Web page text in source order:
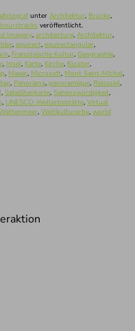
unter Architektur, Brücke,
veröffentlicht.
Imagery, architecture, Architektur,
, equirect, equirectangular,
, Französische Kultur, Geographie,
, Insel, Karte, Kirche, Kloster,
, Maxar, Microsoft, Mont Saint-Michel,
, Panorama, panoramique, Reiseziel,
, Satellitenkarte, Sehenswürdigkeit,
, UNESCO-Welterbestätte, Virtual
, Weltkulturerbe, world